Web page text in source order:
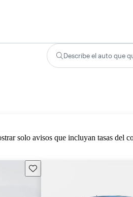
Describe el auto que
solo avisos que incluyan tasas del
Guarda este Aviso